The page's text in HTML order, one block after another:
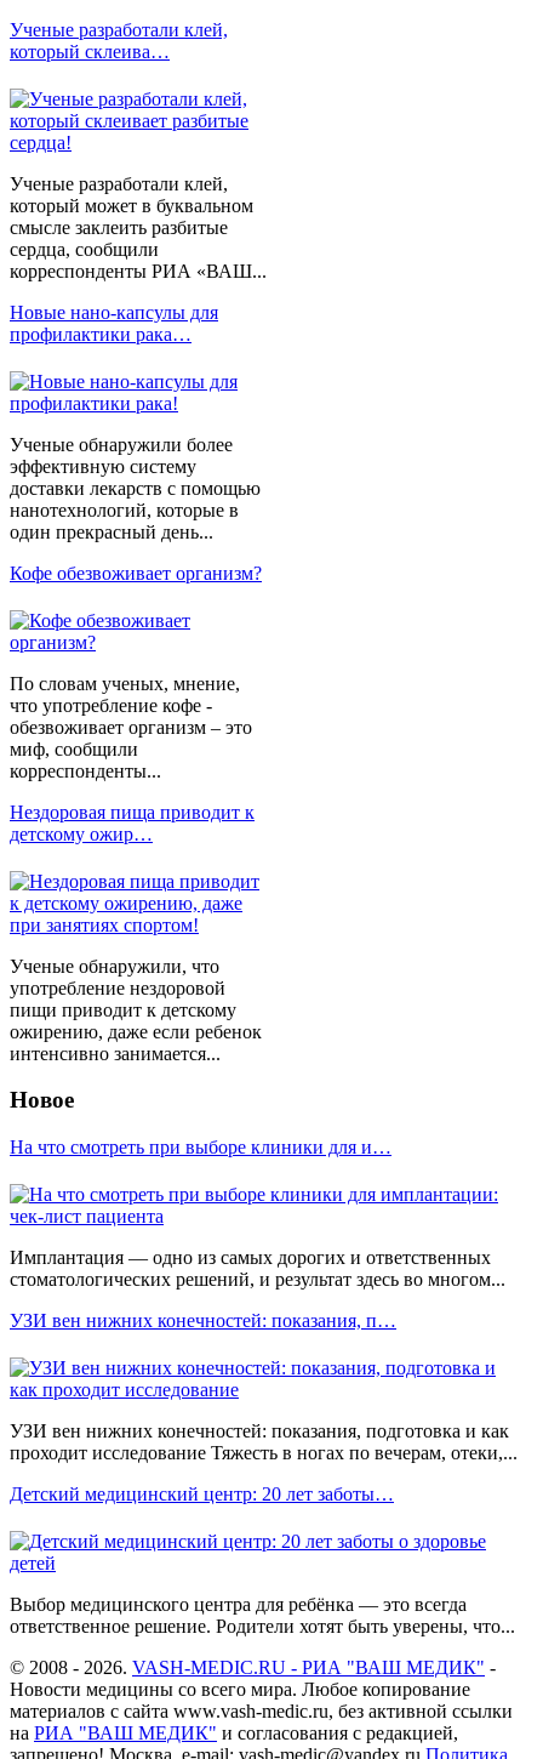
Ученые разработали клей,
который склеива…
Ученые разработали клей,
который может в буквальном
смысле заклеить разбитые
сердца, сообщили
корреспонденты РИА «ВАШ...
Новые нано-капсулы для
профилактики рака…
Ученые обнаружили более
эффективную систему
доставки лекарств с помощью
нанотехнологий, которые в
один прекрасный день...
Кофе обезвоживает организм?
По словам ученых, мнение,
что употребление кофе -
обезвоживает организм – это
миф, сообщили
корреспонденты...
Нездоровая пища приводит к
детскому ожир…
Ученые обнаружили, что
употребление нездоровой
пищи приводит к детскому
ожирению, даже если ребенок
интенсивно занимается...
Новое
На что смотреть при выборе клиники для и…
Имплантация — одно из самых дорогих и ответственных
стоматологических решений, и результат здесь во многом...
УЗИ вен нижних конечностей: показания, п…
УЗИ вен нижних конечностей: показания, подготовка и как
проходит исследование Тяжесть в ногах по вечерам, отеки,...
Детский медицинский центр: 20 лет заботы…
Выбор медицинского центра для ребёнка — это всегда
ответственное решение. Родители хотят быть уверены, что...
© 2008 - 2026. VASH-MEDIC.RU - РИА "ВАШ МЕДИК" -
Новости медицины со всего мира. Любое копирование
материалов с сайта www.vash-medic.ru, без активной ссылки
на РИА "ВАШ МЕДИК" и согласования с редакцией,